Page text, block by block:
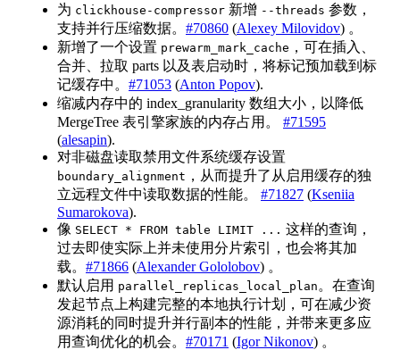
为 clickhouse-compressor 新增 --threads 参数，
支持并行压缩数据。 #70860 (Alexey Milovidov) 。
新增了一个设置 prewarm_mark_cache ，可在插入、
合并、拉取 parts 以及表启动时，将标记预加载到标
记缓存中。 #71053 (Anton Popov).
缩减内存中的 index_granularity 数组大小，以降低
MergeTree 表引擎家族的内存占用。 #71595
(alesapin).
对非磁盘读取禁用文件系统缓存设置
boundary_alignment ，从而提升了从启用缓存的独
立远程文件中读取数据的性能。 #71827 (Kseniia
Sumarokova).
像 SELECT * FROM table LIMIT ... 这样的查询，
过去即使实际上并未使用分片索引，也会将其加
载。 #71866 (Alexander Gololobov) 。
默认启用 parallel_replicas_local_plan 。在查询
发起节点上构建完整的本地执行计划，可在减少资
源消耗的同时提升并行副本的性能，并带来更多应
用查询优化的机会。 #70171 (Igor Nikonov) 。